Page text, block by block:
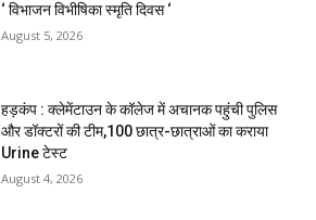
‘ विभाजन विभीषिका स्मृति दिवस ‘
August 5, 2026
हड़कंप : क्लेमेंटाउन के कॉलेज में अचानक पहुंची पुलिस
और डॉक्टरों की टीम,100 छात्र-छात्राओं का कराया
Urine टेस्ट
August 4, 2026